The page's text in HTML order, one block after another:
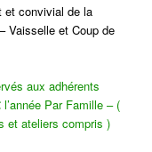
et convivial de la
Vaisselle et Coup de
aux adhérents
Par Famille – (
et ateliers compris )